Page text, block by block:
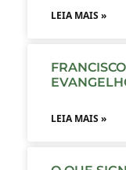
LEIA MAIS »
LEIA MAIS »